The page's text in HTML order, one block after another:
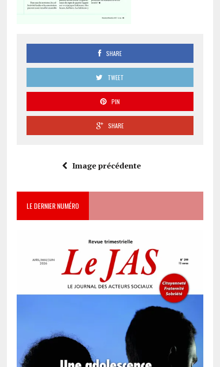
SHARE
TWEET
PIN
SHARE
Image précédente
LE DERNIER NUMÉRO